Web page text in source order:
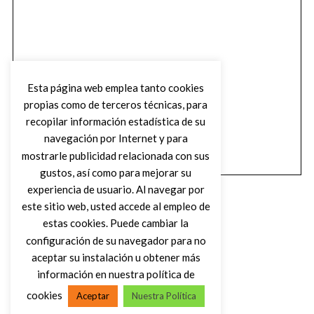
VOLVER AL INICIO
Esta página web emplea tanto cookies
propias como de terceros técnicas, para
recopilar información estadística de su
navegación por Internet y para
mostrarle publicidad relacionada con sus
gustos, así como para mejorar su
experiencia de usuario. Al navegar por
este sitio web, usted accede al empleo de
estas cookies. Puede cambiar la
configuración de su navegador para no
aceptar su instalación u obtener más
información en nuestra política de
cookies
Aceptar Nuestra Política